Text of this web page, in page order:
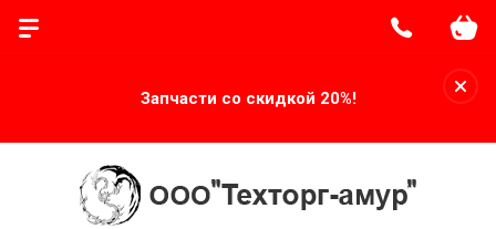
Запчасти со скидкой 20%!